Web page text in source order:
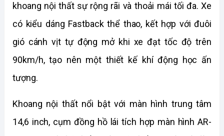
khoang nội thất sự rộng rãi và thoải mái tối đa. Xe
có kiểu dáng Fastback thể thao, kết hợp với đuôi
gió cánh vịt tự động mở khi xe đạt tốc độ trên
90km/h, tạo nên một thiết kế khí động học ấn
tượng.
Khoang nội thất nổi bật với màn hình trung tâm
14,6 inch, cụm đồng hồ lái tích hợp màn hình AR-